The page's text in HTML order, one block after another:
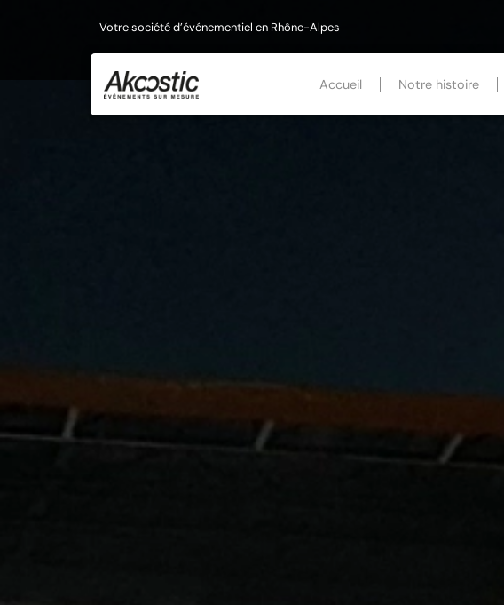
Votre société d’événementiel en Rhône-Alpes
Accueil Notre histoire